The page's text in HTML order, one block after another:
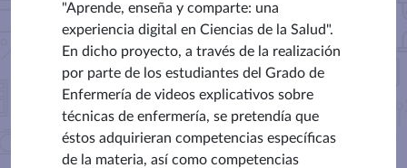
"Aprende, enseña y comparte: una
experiencia digital en Ciencias de la Salud".
En dicho proyecto, a través de la realización
por parte de los estudiantes del Grado de
Enfermería de videos explicativos sobre
técnicas de enfermería, se pretendía que
éstos adquirieran competencias específicas
de la materia, así como competencias